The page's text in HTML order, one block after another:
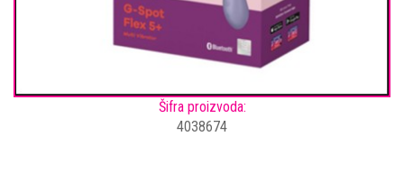
Šifra proizvoda:
4038674